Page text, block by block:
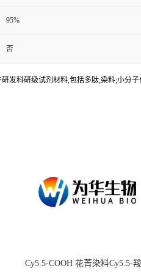
95%
否
发科研级试剂材料,包括多肽;染料;小
Cy5.5-COOH 花菁染料Cy5.5-